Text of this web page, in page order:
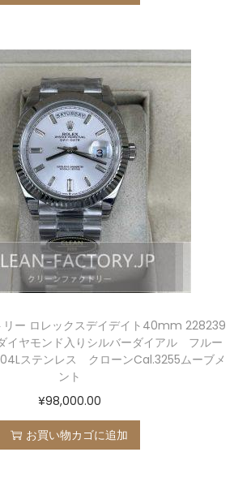
リー ロレックスデイデイト40mm 228239
ヤモンド入りシルバーダイアル フルー
ステンレス クローンCal.3255ムーブメ
ント
¥98,000.00
お買い物カゴに追加